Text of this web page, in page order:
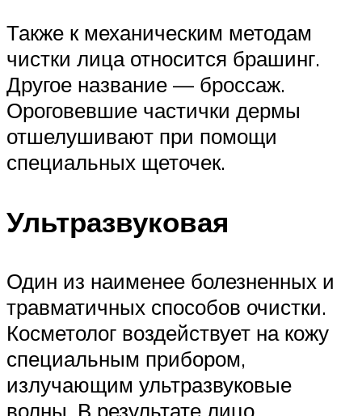
Также к механическим методам
чистки лица относится брашинг.
Другое название — броссаж.
Ороговевшие частички дермы
отшелушивают при помощи
специальных щеточек.
Ультразвуковая
Один из наименее болезненных и
травматичных способов очистки.
Косметолог воздействует на кожу
специальным прибором,
излучающим ультразвуковые
волны. В результате лицо